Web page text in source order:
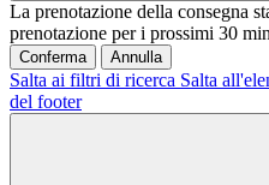
La prenotazione della consegna
prenotazione per i prossimi 30
Conferma Annulla
Salta ai filtri di ricerca Salta
del footer